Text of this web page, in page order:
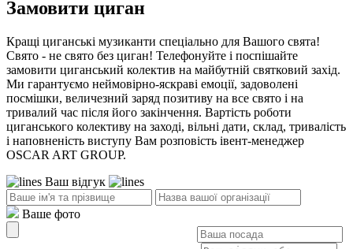
Замовити циган
Кращі циганські музиканти спеціально для Вашого свята!
Свято - не свято без циган! Телефонуйте і поспішайте
замовити циганський колектив на майбутній святковий захід.
Ми гарантуємо неймовірно-яскраві емоції, задоволені
посмішки, величезний заряд позитиву на все свято і на
тривалий час після його закінчення. Вартість роботи
циганського колективу на заході, вільні дати, склад, тривалість
і наповненість виступу Вам розповість івент-менеджер
OSCAR ART GROUP.
Ваш відгук
Ваше фото